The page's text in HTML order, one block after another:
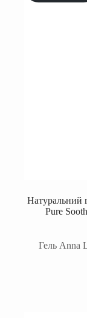
Натуральний
Pure
Гель Anna